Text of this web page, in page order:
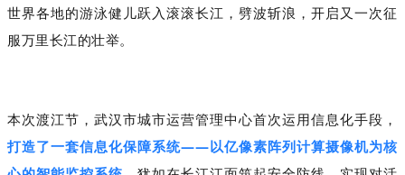
世界各地的游泳健儿跃入滚滚长江，劈波斩浪，开启又一次征
服万里长江的壮举。
本次渡江节，武汉市城市运营管理中心首次运用信息化手段，
打造了一套信息化保障系统——以亿像素阵列计算摄像机为核